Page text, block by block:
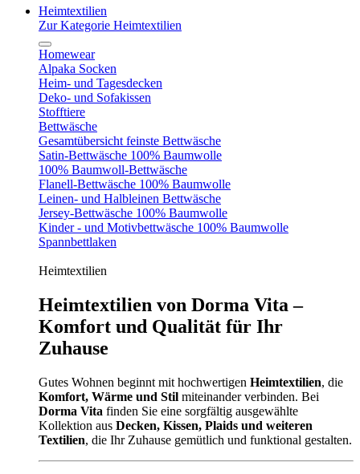
Heimtextilien
Zur Kategorie Heimtextilien
Homewear
Alpaka Socken
Heim- und Tagesdecken
Deko- und Sofakissen
Stofftiere
Bettwäsche
Gesamtübersicht feinste Bettwäsche
Satin-Bettwäsche 100% Baumwolle
100% Baumwoll-Bettwäsche
Flanell-Bettwäsche 100% Baumwolle
Leinen- und Halbleinen Bettwäsche
Jersey-Bettwäsche 100% Baumwolle
Kinder - und Motivbettwäsche 100% Baumwolle
Spannbettlaken
Heimtextilien
Heimtextilien von Dorma Vita –
Komfort und Qualität für Ihr
Zuhause
Gutes Wohnen beginnt mit hochwertigen Heimtextilien, die
Komfort, Wärme und Stil miteinander verbinden. Bei
Dorma Vita finden Sie eine sorgfältig ausgewählte
Kollektion aus Decken, Kissen, Plaids und weiteren
Textilien, die Ihr Zuhause gemütlich und funktional gestalten.